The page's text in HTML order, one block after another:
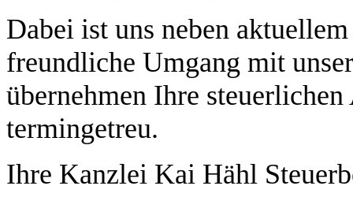
Dabei ist uns neben
freundliche Umgang mit
übernehmen Ihre
termingetreu.
Ihre Kanzlei Kai Hähl